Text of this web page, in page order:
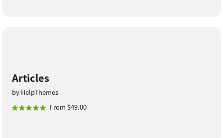
Articles
by HelpThemes
From $49.00